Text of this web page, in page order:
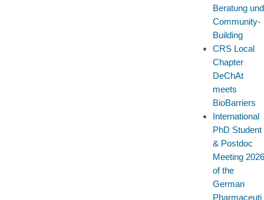
Beratung und
Community-
Building
CRS Local
Chapter
DeChAt
meets
BioBarriers
International
PhD Student
& Postdoc
Meeting 2026
of the
German
Pharmaceuti